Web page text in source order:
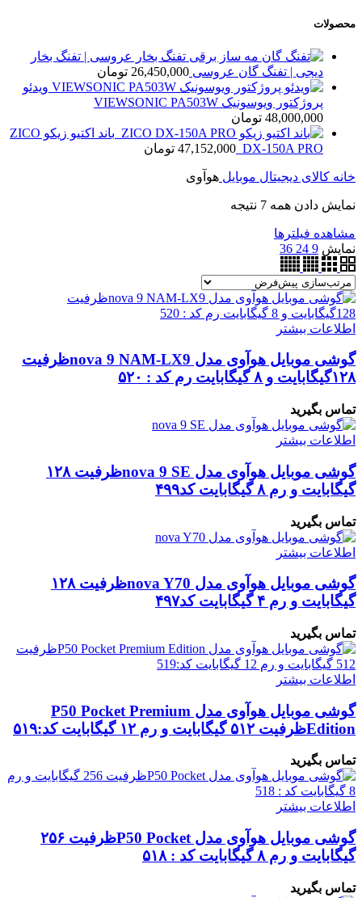
محصولات
تفنگ بخار عروسی | تفنگ بخار
دیجی | تفنگ گان عروسی 26,450,000 تومان
ویدئو
پروژکتور ویوسونیک VIEWSONIC PA503W
48,000,000 تومان
باند اکتیو زیکو ZICO
DX-150A PRO
47,152,000 تومان
خانه کالای دیجیتال موبایل هوآوی
نمایش دادن همه 7 نتیجه
مشاهده فیلترها
نمایش 9
24
36
اطلاعات بیشتر
گوشی موبایل هوآوی مدل nova 9 NAM-LX9ظرفیت
۱۲۸گیگابایت و ۸ گیگابایت رم کد : ۵۲۰
تماس بگیرید
اطلاعات بیشتر
گوشی موبایل هوآوی مدل nova 9 SEظرفیت ۱۲۸
گیگابایت و رم ۸ گیگابایت کد۴۹۹
تماس بگیرید
اطلاعات بیشتر
گوشی موبایل هوآوی مدل nova Y70ظرفیت ۱۲۸
گیگابایت و رم ۴ گیگابایت کد۴۹۷
تماس بگیرید
اطلاعات بیشتر
گوشی موبایل هوآوی مدل P50 Pocket Premium
Editionظرفیت ۵۱۲ گیگابایت و رم ۱۲ گیگابایت کد:۵۱۹
تماس بگیرید
اطلاعات بیشتر
گوشی موبایل هوآوی مدل P50 Pocketظرفیت ۲۵۶
گیگابایت و رم ۸ گیگابایت کد : ۵۱۸
تماس بگیرید